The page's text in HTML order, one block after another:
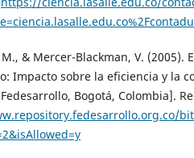
& Mercer-Blackman, V. (2005).
Impacto sobre la eficiencia y la
Bogotá, Colombia].